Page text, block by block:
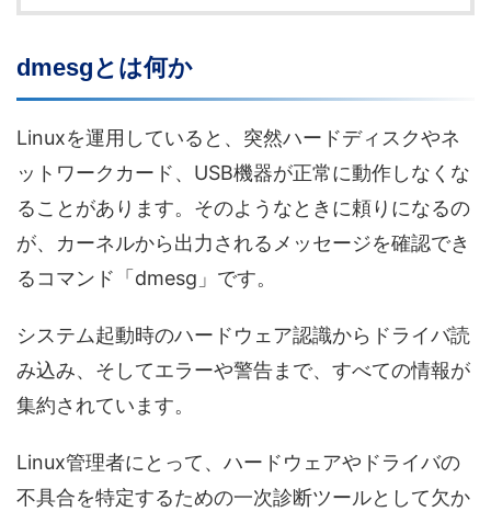
dmesgとは何か
Linuxを運用していると、突然ハードディスクやネ
ットワークカード、USB機器が正常に動作しなくな
ることがあります。そのようなときに頼りになるの
が、カーネルから出力されるメッセージを確認でき
るコマンド「dmesg」です。
システム起動時のハードウェア認識からドライバ読
み込み、そしてエラーや警告まで、すべての情報が
集約されています。
Linux管理者にとって、ハードウェアやドライバの
不具合を特定するための一次診断ツールとして欠か